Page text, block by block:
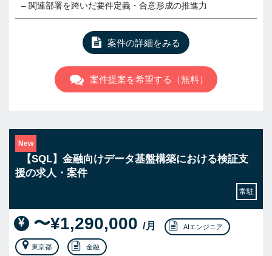
– 関連部署を跨いだ要件定義・合意形成の推進力
案件の詳細をみる
案件提案を希望する（無料）
New
【SQL】金融向けデータ基盤構築における検証支
援の求人・案件
常駐
〜¥1,290,000 /月 AIエンジニア
東京都 金融